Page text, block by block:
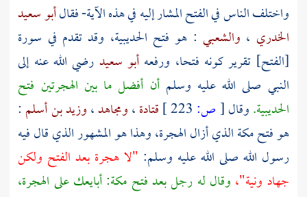
واختلف الناس في الفتح المشار إليه في هذه الآية- فقالأبو سعيد
الخدري ، والشعبي : هو فتح الحديبية، وقد تقدم في سورة
[الفتح] تقرير كونه فتحا، ورفعه أبو سعيد رضي الله عنه إلى
النبي صلى الله عليه وسلمأن أفضل ما بين الهجرتين فتح
الحديبية.وقال[ص: قتادة،ومجاهد،وزيد بن أسلم :
هو فتحمكةالذي أزال الهجرة، وهذا هو المشهور الذي قال فيه
رسول الله صلى الله عليه وسلم: "لا هجرة بعد الفتح ولكن
جهاد ونية"، وقال له رجل بعد فتح مكة:أبايعك على الهجرة،